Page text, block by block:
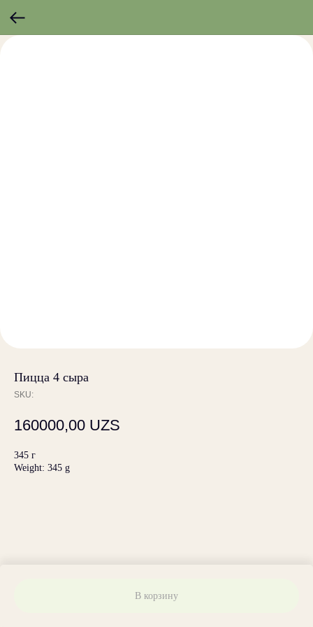
Пицца 4 сыра
SKU:
160000,00 UZS
В корзину
345 г
Weight: 345 g